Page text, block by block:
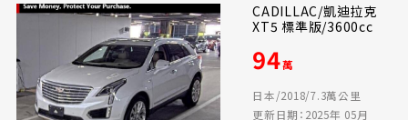
CADILLAC/凱迪拉克
XT5 標準版/3600cc
94萬
日本/2018/7.3萬公里
更新日期：2025年 05月